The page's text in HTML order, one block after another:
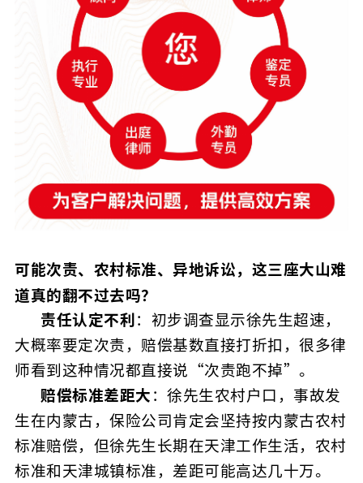
可能次责、农村标准、异地诉讼，这三座大山难
道真的翻不过去吗？
责任认定不利：初步调查显示徐先生超速，
大概率要定次责，赔偿基数直接打折扣，很多律
师看到这种情况都直接说“次责跑不掉”。
赔偿标准差距大：徐先生农村户口，事故发
生在内蒙古，保险公司肯定会坚持按内蒙古农村
标准赔偿，但徐先生长期在天津工作生活，农村
标准和天津城镇标准，差距可能高达几十万。